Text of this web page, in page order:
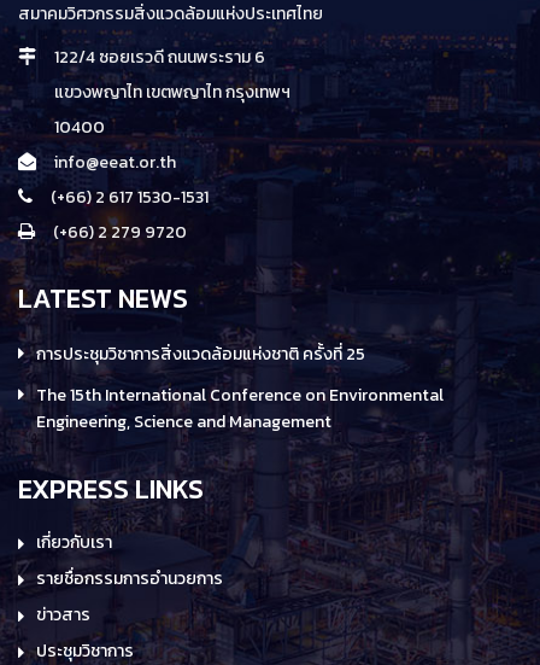
สมาคมวิศวกรรมสิ่งแวดล้อมแห่งประเทศไทย
122/4 ซอยเรวดี ถนนพระราม 6
แขวงพญาไท เขตพญาไท กรุงเทพฯ
10400
info@eeat.or.th
(+66) 2 617 1530-1531
(+66) 2 279 9720
LATEST NEWS
การประชุมวิชาการสิ่งแวดล้อมแห่งชาติ ครั้งที่ 25
The 15th International Conference on Environmental
Engineering, Science and Management
EXPRESS LINKS
เกี่ยวกับเรา
รายชื่อกรรมการอำนวยการ
ข่าวสาร
ประชุมวิชาการ